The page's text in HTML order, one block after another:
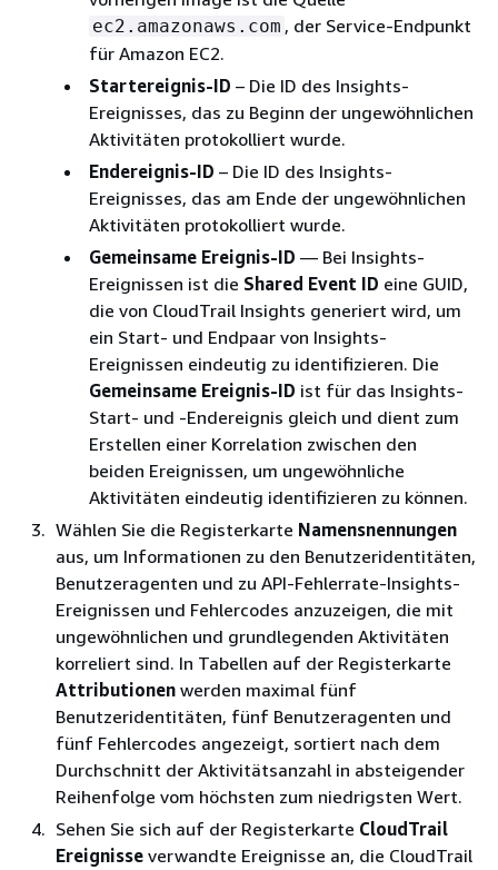
ec2.amazonaws.com , der Service-Endpunkt
für Amazon EC2.
Startereignis-ID – Die ID des Insights-
Ereignisses, das zu Beginn der ungewöhnlichen
Aktivitäten protokolliert wurde.
Endereignis-ID – Die ID des Insights-
Ereignisses, das am Ende der ungewöhnlichen
Aktivitäten protokolliert wurde.
Gemeinsame Ereignis-ID — Bei Insights-
Ereignissen ist die Shared Event ID eine GUID,
die von CloudTrail Insights generiert wird, um
ein Start- und Endpaar von Insights-
Ereignissen eindeutig zu identifizieren. Die
Gemeinsame Ereignis-ID ist für das Insights-
Start- und -Endereignis gleich und dient zum
Erstellen einer Korrelation zwischen den
beiden Ereignissen, um ungewöhnliche
Aktivitäten eindeutig identifizieren zu können.
Wählen Sie die Registerkarte Namensnennungen
aus, um Informationen zu den Benutzeridentitäten,
Benutzeragenten und zu API-Fehlerrate-Insights-
Ereignissen und Fehlercodes anzuzeigen, die mit
ungewöhnlichen und grundlegenden Aktivitäten
korreliert sind. In Tabellen auf der Registerkarte
Attributionen werden maximal fünf
Benutzeridentitäten, fünf Benutzeragenten und
fünf Fehlercodes angezeigt, sortiert nach dem
Durchschnitt der Aktivitätsanzahl in absteigender
Reihenfolge vom höchsten zum niedrigsten Wert.
Sehen Sie sich auf der Registerkarte CloudTrail
Ereignisse verwandte Ereignisse an, die CloudTrail